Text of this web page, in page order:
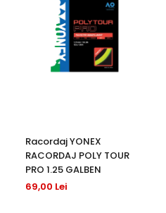
Racordaj YONEX
RACORDAJ POLY TOUR
PRO 1.25 GALBEN
69,00 Lei